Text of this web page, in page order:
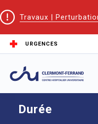
Travaux |
URGENCES
Accueil
EIFS | Écoles
ESF
Formation Durée
Durée